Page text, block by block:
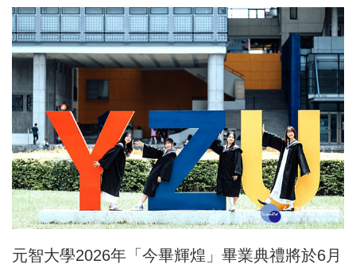
元智大學2026年「今畢輝煌」畢業典禮將於6月